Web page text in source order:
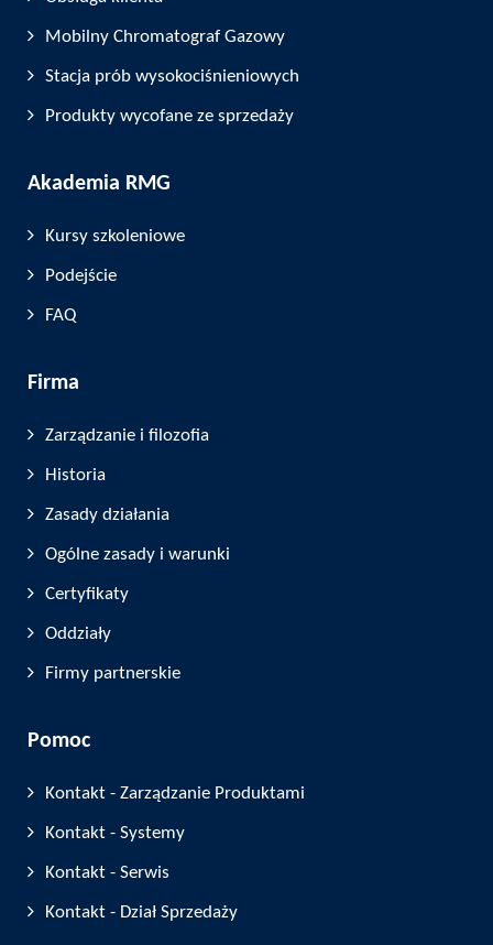
Mobilny Chromatograf Gazowy
Stacja prób wysokociśnieniowych
Produkty wycofane ze sprzedaży
Akademia RMG
Kursy szkoleniowe
Podejście
FAQ
Firma
Zarządzanie i filozofia
Historia
Zasady działania
Ogólne zasady i warunki
Certyfikaty
Oddziały
Firmy partnerskie
Pomoc
Kontakt - Zarządzanie Produktami
Kontakt - Systemy
Kontakt - Serwis
Kontakt - Dział Sprzedaży